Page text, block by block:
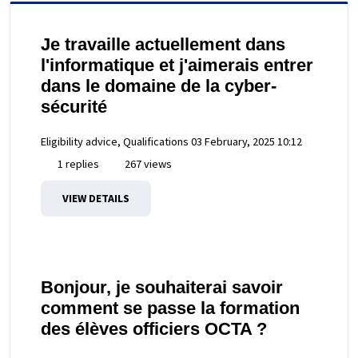
Je travaille actuellement dans
l'informatique et j'aimerais entrer
dans le domaine de la cyber-
sécurité
Eligibility advice, Qualifications 03 February, 2025 10:12
1 replies
267 views
VIEW DETAILS
Bonjour, je souhaiterai savoir
comment se passe la formation
des élèves officiers OCTA ?